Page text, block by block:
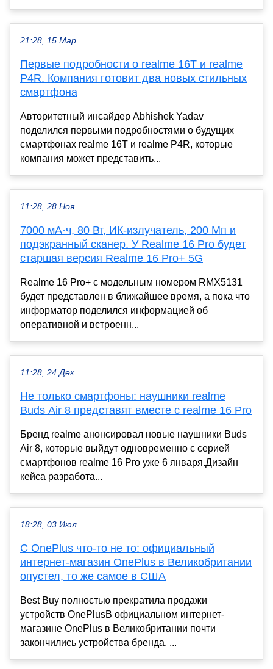
21:28, 15 Мар
Первые подробности о realme 16T и realme
P4R. Компания готовит два новых стильных
смартфона
Авторитетный инсайдер Abhishek Yadav
поделился первыми подробностями о будущих
смартфонах realme 16T и realme P4R, которые
компания может представить...
11:28, 28 Ноя
7000 мА·ч, 80 Вт, ИК-излучатель, 200 Мп и
подэкранный сканер. У Realme 16 Pro будет
старшая версия Realme 16 Pro+ 5G
Realme 16 Pro+ с модельным номером RMX5131
будет представлен в ближайшее время, а пока что
информатор поделился информацией об
оперативной и встроенн...
11:28, 24 Дек
Не только смартфоны: наушники realme
Buds Air 8 представят вместе с realme 16 Pro
Бренд realme анонсировал новые наушники Buds
Air 8, которые выйдут одновременно с серией
смартфонов realme 16 Pro уже 6 января.Дизайн
кейса разработа...
18:28, 03 Июл
С OnePlus что-то не то: официальный
интернет-магазин OnePlus в Великобритании
опустел, то же самое в США
Best Buy полностью прекратила продажи
устройств OnePlusВ официальном интернет-
магазине OnePlus в Великобритании почти
закончились устройства бренда. ...